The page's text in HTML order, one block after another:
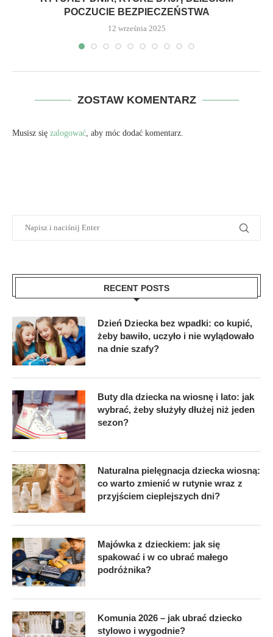
POCZUCIE BEZPIECZEŃSTWA
12 września 2025
ZOSTAW KOMENTARZ
Musisz się zalogować, aby móc dodać komentarz.
RECENT POSTS
Dzień Dziecka bez wpadki: co kupić,
żeby bawiło, uczyło i nie wylądowało
na dnie szafy?
Buty dla dziecka na wiosnę i lato: jak
wybrać, żeby służyły dłużej niż jeden
sezon?
Naturalna pielęgnacja dziecka wiosną:
co warto zmienić w rutynie wraz z
przyjściem cieplejszych dni?
Majówka z dzieckiem: jak się
spakować i w co ubrać małego
podróżnika?
Komunia 2026 – jak ubrać dziecko
stylowo i wygodnie?